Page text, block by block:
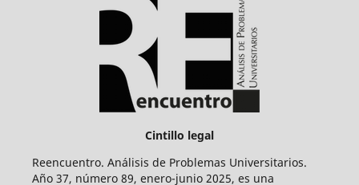
Cintillo legal
Reencuentro. Análisis de Problemas Universitarios.
Año 37, número 89, enero-junio 2025, es una